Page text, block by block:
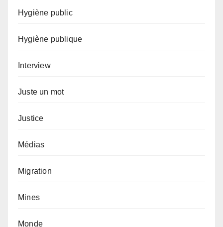
Hygiène public
Hygiène publique
Interview
Juste un mot
Justice
Médias
Migration
Mines
Monde